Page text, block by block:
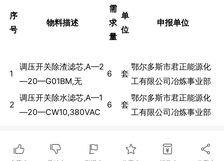
序
号
物料描述
需
求
量
单
位
申报单位
1
调压开关除渣滤芯,A—2
—20—G01BM,无
6 套
鄂尔多斯市君正能源化
工有限公司冶炼事业部
2
调压开关除水滤芯,A—1
—20—CW10,380VAC
6 套
鄂尔多斯市君正能源化
工有限公司冶炼事业部